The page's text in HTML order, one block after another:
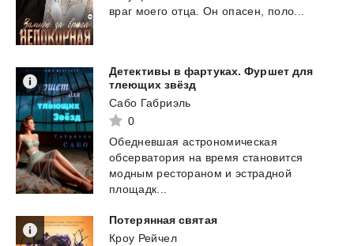
враг моего отца. Он опасен, поло...
Детективы в фартуках. Фуршет для
тлеющих звёзд
Сабо Габриэль
0
Обедневшая астрономическая
обсерватория на время становится
модным рестораном и эстрадной
площадк...
Потерянная святая
Кроу Рейчел